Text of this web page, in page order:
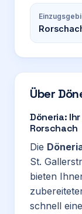
Über
Döneria:
Rorschach
Die
St.
bieten
schnell